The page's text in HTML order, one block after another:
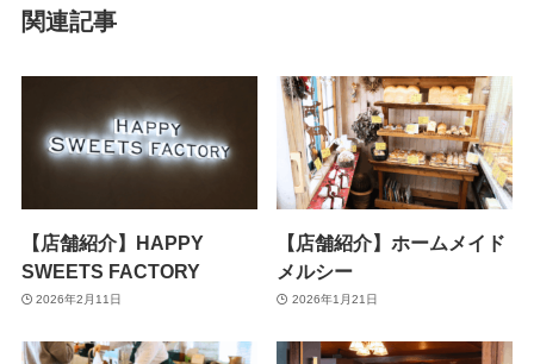
関連記事
【店舗紹介】HAPPY
SWEETS FACTORY
2026年2月11日
【店舗紹介】ホームメイド
メルシー
2026年1月21日